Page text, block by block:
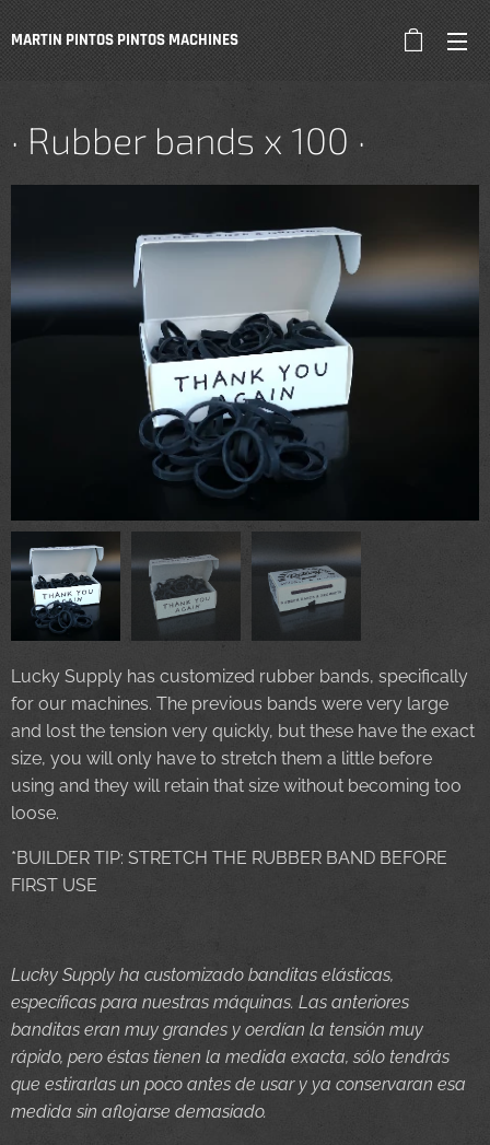
MARTIN PINTOS PINTOS MACHINES
· Rubber bands x 100 ·
Lucky Supply has customized rubber bands, specifically
for our machines. The previous bands were very large
and lost the tension very quickly, but these have the exact
size, you will only have to stretch them a little before
using and they will retain that size without becoming too
loose.
*BUILDER TIP: STRETCH THE RUBBER BAND BEFORE
FIRST USE
Lucky Supply ha customizado banditas elásticas,
específicas para nuestras máquinas. Las anteriores
banditas eran muy grandes y oerdían la tensión muy
rápido, pero éstas tienen la medida exacta, sólo tendrás
que estirarlas un poco antes de usar y ya conservaran esa
medida sin aflojarse demasiado.